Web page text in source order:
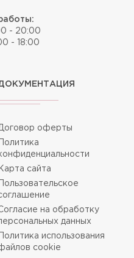
- 20:00
- 18:00
оферты
Политика
Карта сайта
Пользовательское
на обработку
данных
Политика использования
cookie